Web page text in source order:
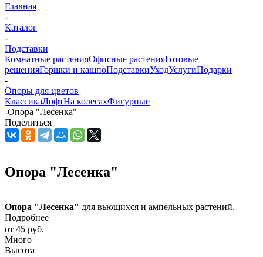
Главная
-
Каталог
-
Подставки
Комнатные растенияОфисные растенияГотовые
решенияГоршки и кашпоПодставкиУходУслугиПодарки
-
Опоры для цветов
КлассикаЛофтНа колесахФигурные
-Опора "Лесенка"
Поделиться
Опора "Лесенка"
Опора "Лесенка" для вьющихся и ампельных растений.
Подробнее
от 45 руб.
Много
Высота